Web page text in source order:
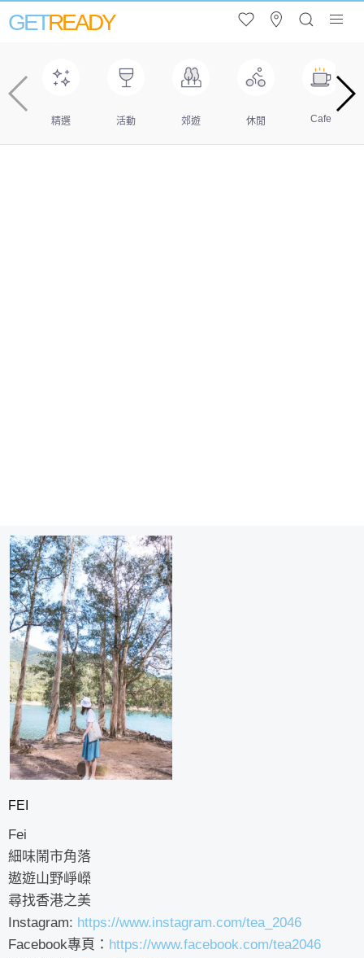
GETREADY
精選 活動 郊遊 休閒 Cafe
FEI
Fei
細味鬧市角落
遨遊山野崢嶸
尋找香港之美
Instagram: https://www.instagram.com/tea_2046
Facebook專頁： https://www.facebook.com/tea2046